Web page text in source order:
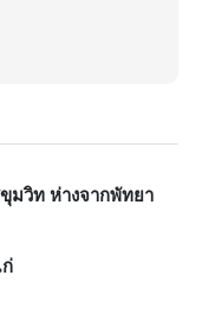
มวิท ห่างจากพัทยา